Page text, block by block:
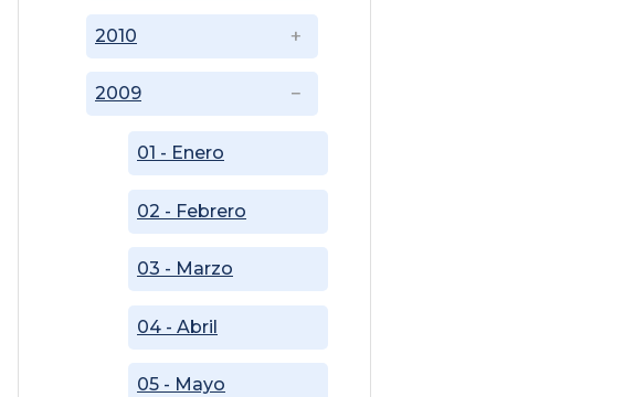
2009
01 - Enero
02 - Febrero
03 - Marzo
04 - Abril
05 - Mayo
2010